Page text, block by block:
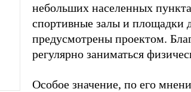
небольших населенных
спортивные залы и площадки
предусмотрены проектом.
регулярно заниматься
Особое значение, по его